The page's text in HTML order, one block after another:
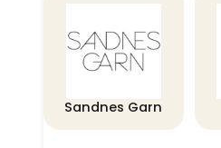
Sandnes Garn